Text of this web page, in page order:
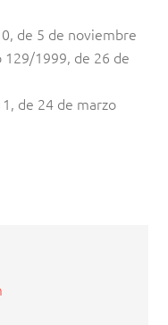
de 5 de noviembre
129/1999, de 26 de
de 24 de marzo